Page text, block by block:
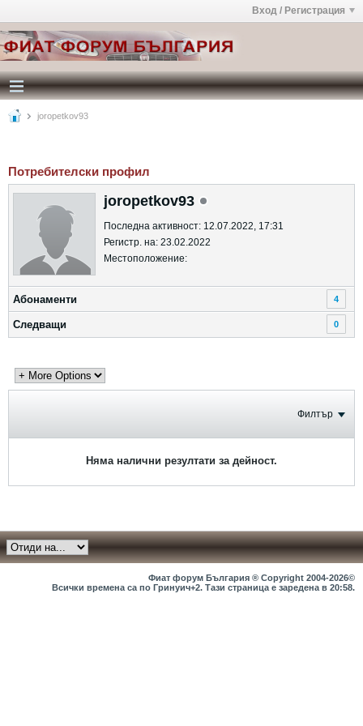
Вход / Регистрация
joropetkov93
Потребителски профил
joropetkov93
Последна активност: 12.07.2022, 17:31
Регистр. на: 23.02.2022
Местоположение:
Абонаменти 4
Следващи 0
Филтър
Няма налични резултати за дейност.
Фиат форум България ® Copyright 2004-2026©
Всички времена са по Гринуич+2. Тази страница е заредена в 20:58.